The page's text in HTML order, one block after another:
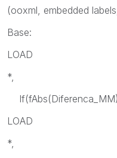
(ooxml, embedded
Base:
LOAD
*,
LOAD
*,